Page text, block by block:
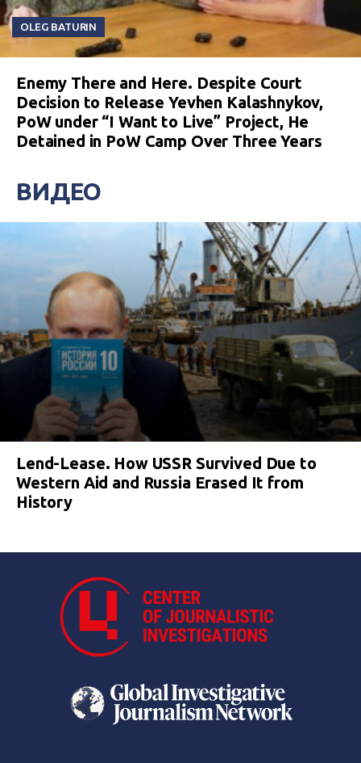
OLEG BATURIN
Enemy There and Here. Despite Court
Decision to Release Yevhen Kalashnykov,
PoW under “I Want to Live” Project, He
Detained in PoW Camp Over Three Years
ВИДЕО
Lend-Lease. How USSR Survived Due to
Western Aid and Russia Erased It from
History